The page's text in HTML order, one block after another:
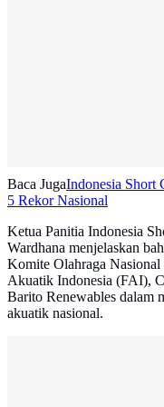
Baca JugaIndonesia Short
5 Rekor Nasional
‎Ketua Panitia Indonesia
Wardhana menjelaskan
Komite Olahraga
Akuatik Indonesia (FAI),
Barito Renewables dalam
akuatik nasional.‎